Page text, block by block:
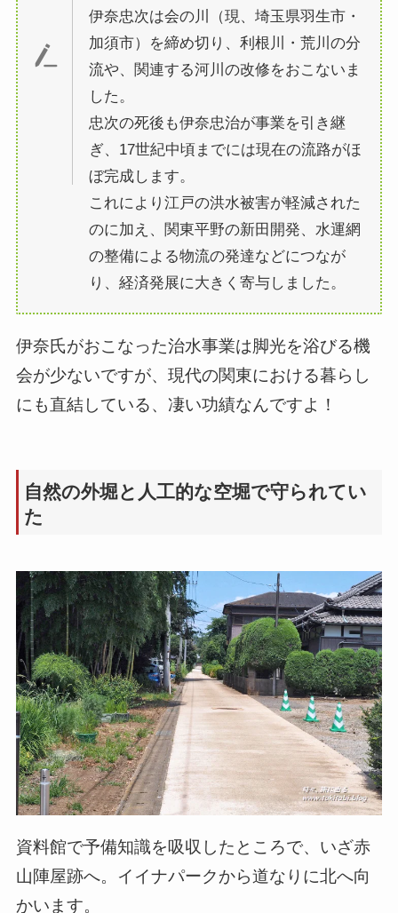
伊奈忠次は会の川（現、埼玉県羽生市・
加須市）を締め切り、利根川・荒川の分
流や、関連する河川の改修をおこないま
した。
忠次の死後も伊奈忠治が事業を引き継
ぎ、17世紀中頃までには現在の流路がほ
ぼ完成します。
これにより江戸の洪水被害が軽減された
のに加え、関東平野の新田開発、水運網
の整備による物流の発達などにつなが
り、経済発展に大きく寄与しました。
伊奈氏がおこなった治水事業は脚光を浴びる機
会が少ないですが、現代の関東における暮らし
にも直結している、凄い功績なんですよ！
自然の外堀と人工的な空堀で守られてい
た
資料館で予備知識を吸収したところで、いざ赤
山陣屋跡へ。イイナパークから道なりに北へ向
かいます。